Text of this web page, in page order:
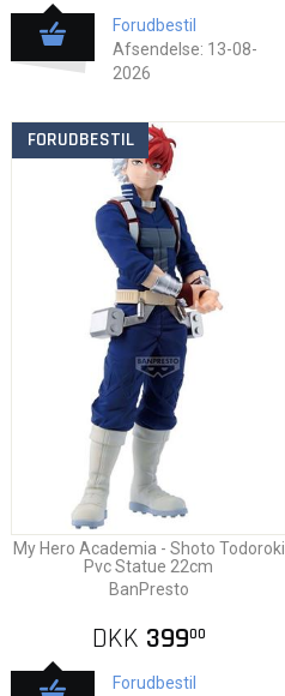
Forudbestil
Afsendelse: 13-08-
2026
FORUDBESTIL
My Hero Academia - Shoto Todoroki
Pvc Statue 22cm
BanPresto
DKK 39900
Forudbestil